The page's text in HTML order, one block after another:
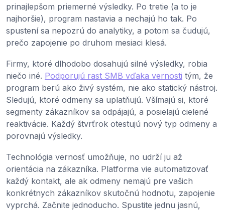
prinajlepšom priemerné výsledky. Po tretie (a to je
najhoršie), program nastavia a nechajú ho tak. Po
spustení sa nepozrú do analytiky, a potom sa čudujú,
prečo zapojenie po druhom mesiaci klesá.
Firmy, ktoré dlhodobo dosahujú silné výsledky, robia
niečo iné. Podporujú rast SMB vďaka vernosti tým, že
program berú ako živý systém, nie ako statický nástroj.
Sledujú, ktoré odmeny sa uplatňujú. Všímajú si, ktoré
segmenty zákazníkov sa odpájajú, a posielajú cielené
reaktivácie. Každý štvrťrok otestujú nový typ odmeny a
porovnajú výsledky.
Technológia vernosť umožňuje, no udrží ju až
orientácia na zákazníka. Platforma vie automatizovať
každý kontakt, ale ak odmeny nemajú pre vašich
konkrétnych zákazníkov skutočnú hodnotu, zapojenie
vyprchá. Začnite jednoducho. Spustite jednu jasnú,